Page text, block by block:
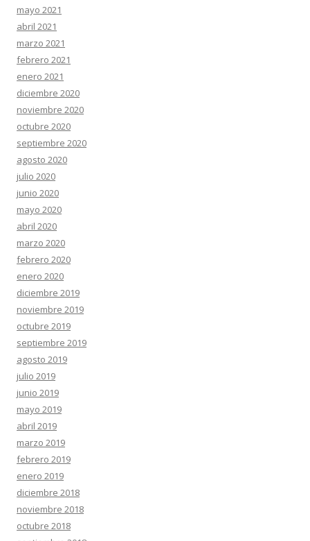
mayo 2021
abril 2021
marzo 2021
febrero 2021
enero 2021
diciembre 2020
noviembre 2020
octubre 2020
septiembre 2020
agosto 2020
julio 2020
junio 2020
mayo 2020
abril 2020
marzo 2020
febrero 2020
enero 2020
diciembre 2019
noviembre 2019
octubre 2019
septiembre 2019
agosto 2019
julio 2019
junio 2019
mayo 2019
abril 2019
marzo 2019
febrero 2019
enero 2019
diciembre 2018
noviembre 2018
octubre 2018